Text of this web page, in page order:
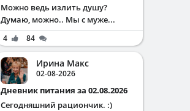
Можно ведь излить душу?
Думаю, можно.. Мы с муже...
4 84
Ирина Макс
02-08-2026
Дневник питания за 02.08.2026
Сегодняшний рациончик. :)